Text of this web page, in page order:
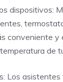
dispositivos:
conveniente
de
Los